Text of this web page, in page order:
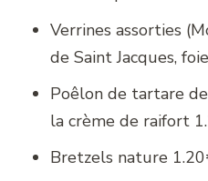
Verrines assorties
de Saint Jacques,
Poêlon de tartare
la crème de raifort
Bretzels nature